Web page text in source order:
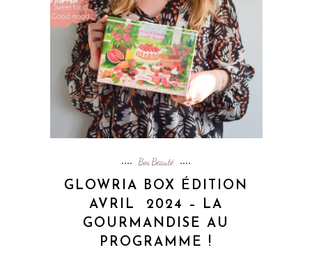
Box Beauté
GLOWRIA BOX ÉDITION
AVRIL 2024 – LA
GOURMANDISE AU
PROGRAMME !